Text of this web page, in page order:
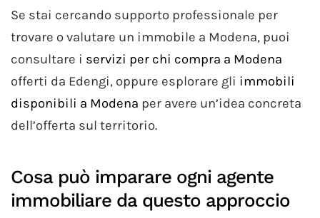
Se stai cercando supporto professionale per
trovare o valutare un immobile a Modena, puoi
consultare i servizi per chi compra a Modena
offerti da Edengi, oppure esplorare gli immobili
disponibili a Modena per avere un’idea concreta
dell’offerta sul territorio.
Cosa può imparare ogni agente
immobiliare da questo approccio